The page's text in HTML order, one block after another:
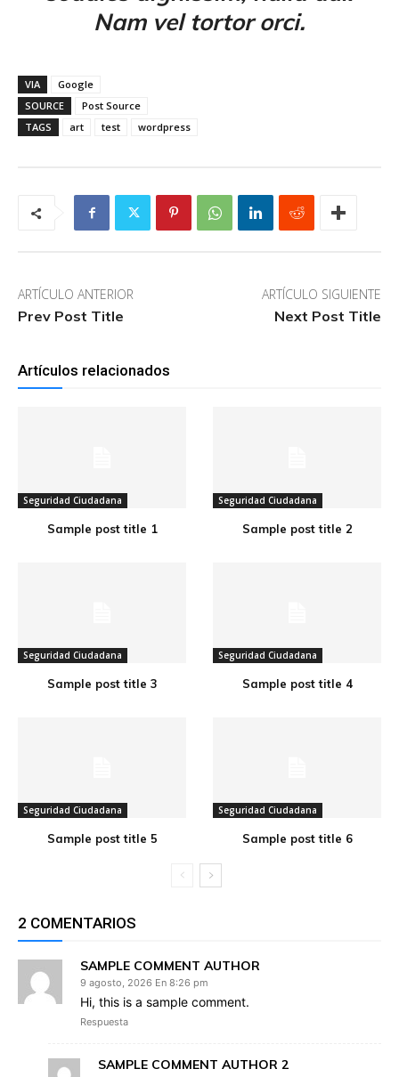
Nam vel tortor orci.
VIA
Google
SOURCE
Post Source
TAGS
art test wordpress
ARTÍCULO ANTERIOR
Prev Post Title
ARTÍCULO SIGUIENTE
Next Post Title
Artículos relacionados
Seguridad Ciudadana
Sample post title 1
Seguridad Ciudadana
Sample post title 2
Seguridad Ciudadana
Sample post title 3
Seguridad Ciudadana
Sample post title 4
Seguridad Ciudadana
Sample post title 5
Seguridad Ciudadana
Sample post title 6
2 COMENTARIOS
SAMPLE COMMENT AUTHOR
9 agosto, 2026 En 8:26 pm
Hi, this is a sample comment.
Respuesta
SAMPLE COMMENT AUTHOR 2